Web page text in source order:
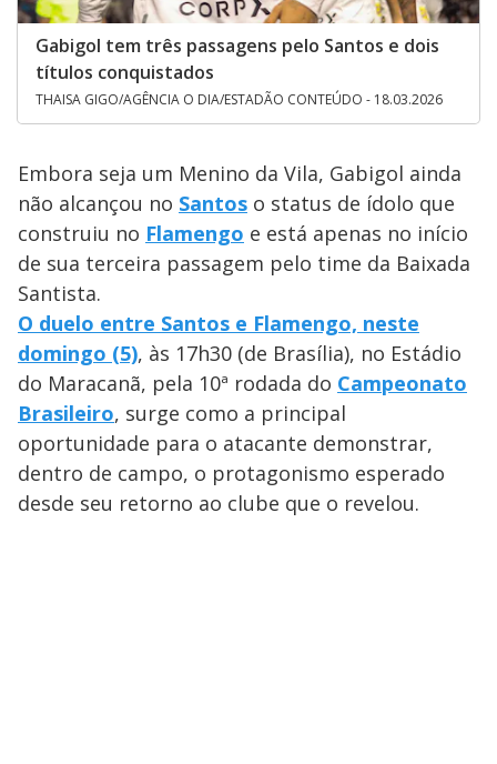
Gabigol tem três passagens pelo Santos e dois
títulos conquistados
THAISA GIGO/AGÊNCIA O DIA/ESTADÃO CONTEÚDO - 18.03.2026
Embora seja um Menino da Vila, Gabigol ainda
não alcançou no Santos o status de ídolo que
construiu no Flamengo e está apenas no início
de sua terceira passagem pelo time da Baixada
Santista.
O duelo entre Santos e Flamengo, neste
domingo (5), às 17h30 (de Brasília), no Estádio
do Maracanã, pela 10ª rodada do Campeonato
Brasileiro, surge como a principal
oportunidade para o atacante demonstrar,
dentro de campo, o protagonismo esperado
desde seu retorno ao clube que o revelou.